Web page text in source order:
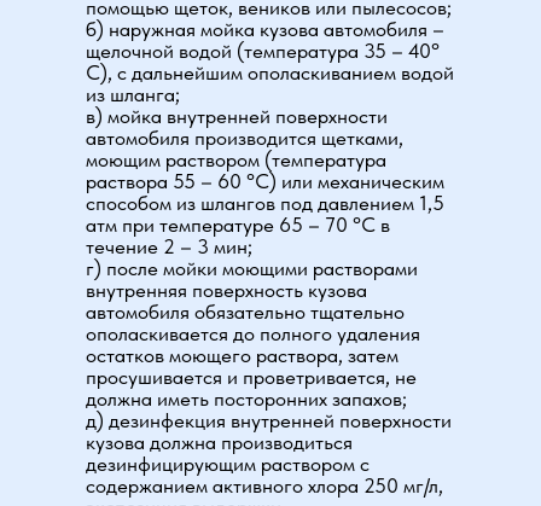
помощью щеток, веников или пылесосов;
б) наружная мойка кузова автомобиля –
щелочной водой (температура 35 – 40°
С), с дальнейшим ополаскиванием водой
из шланга;
в) мойка внутренней поверхности
автомобиля производится щетками,
моющим раствором (температура
раствора 55 – 60 °С) или механическим
способом из шлангов под давлением 1,5
атм при температуре 65 – 70 °С в
течение 2 – 3 мин;
г) после мойки моющими растворами
внутренняя поверхность кузова
автомобиля обязательно тщательно
ополаскивается до полного удаления
остатков моющего раствора, затем
просушивается и проветривается, не
должна иметь посторонних запахов;
д) дезинфекция внутренней поверхности
кузова должна производиться
дезинфицирующим раствором с
содержанием активного хлора 250 мг/л,